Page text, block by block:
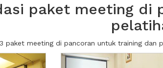
paket meeting di
paket meeting di pancoran untuk training dan
Next2 Previous